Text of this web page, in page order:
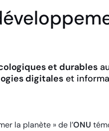
et durables
digitales et
la planète » de l’ONU